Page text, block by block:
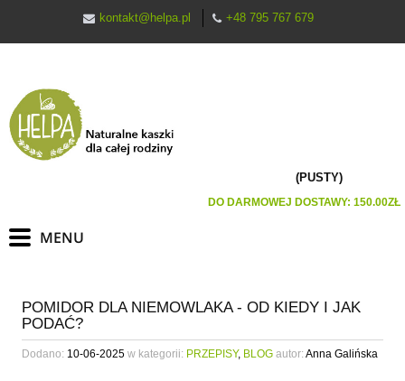
kontakt@helpa.pl +48 795 767 679
(PUSTY)
DO DARMOWEJ DOSTAWY: 150.00ZŁ
POMIDOR DLA NIEMOWLAKA - OD KIEDY I JAK
PODAĆ?
Dodano: 10-06-2025 w kategorii: PRZEPISY, BLOG autor: Anna Galińska